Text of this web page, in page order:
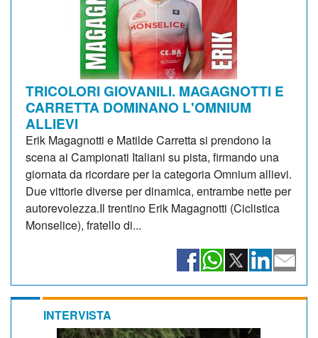
TRICOLORI GIOVANILI. MAGAGNOTTI E
CARRETTA DOMINANO L'OMNIUM
ALLIEVI
Erik Magagnotti e Matilde Carretta si prendono la
scena ai Campionati Italiani su pista, firmando una
giornata da ricordare per la categoria Omnium allievi.
Due vittorie diverse per dinamica, entrambe nette per
autorevolezza.Il trentino Erik Magagnotti (Ciclistica
Monselice), fratello di...
INTERVISTA